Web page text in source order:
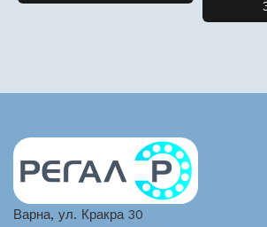
Варна, ул. Кракра 30